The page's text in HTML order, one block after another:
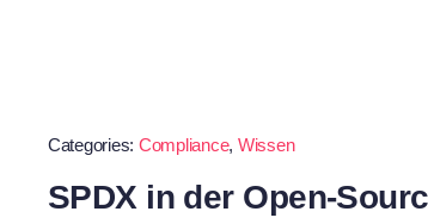
Categories: Compliance, Wissen
SPDX in der Open-